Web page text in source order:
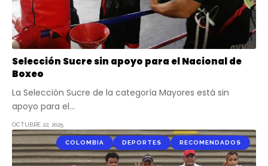
Selección Sucre sin apoyo para el Nacional de
Boxeo
La Selección Sucre de la categoría Mayores está sin
apoyo para el…
OCTUBRE 22, 2025
COLOMBIA DEPORTES RECOMENDADOS